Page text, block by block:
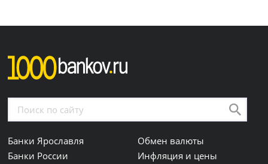
Банки Ярославля
Банки России
Обмен валюты
Инфляция и цены